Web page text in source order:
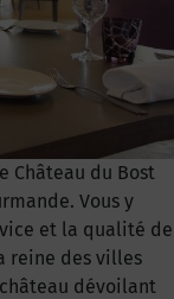
Château du Bost
Vous y
et la qualité de
reine des villes
dévoilant